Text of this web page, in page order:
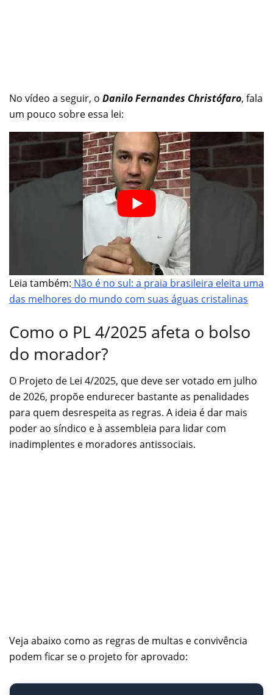
No vídeo a seguir, o Danilo Fernandes Christófaro, fala
um pouco sobre essa lei:
Leia também: Não é no sul: a praia brasileira eleita uma
das melhores do mundo com suas águas cristalinas
Como o PL 4/2025 afeta o bolso
do morador?
O Projeto de Lei 4/2025, que deve ser votado em julho
de 2026, propõe endurecer bastante as penalidades
para quem desrespeita as regras. A ideia é dar mais
poder ao síndico e à assembleia para lidar com
inadimplentes e moradores antissociais.
Veja abaixo como as regras de multas e convivência
podem ficar se o projeto for aprovado: